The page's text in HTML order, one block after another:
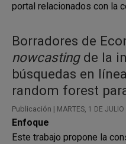
portal relacionados con la
Borradores de
nowcasting de la
búsquedas en
random forest
Publicación | MARTES, 1 DE
Enfoque
Este trabajo propone la